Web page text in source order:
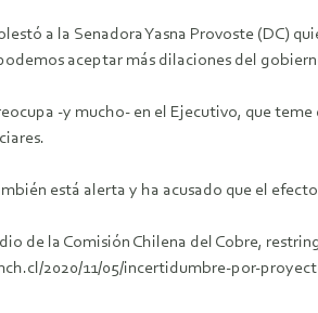
a la Senadora Yasna Provoste (DC)
aceptar más dilaciones del
-y mucho- en el Ejecutivo, que
está alerta y ha acusado que el
de la Comisión Chilena del Cobre,
2020/11/05/incertidumbre-por-